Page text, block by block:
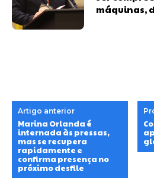
máquinas,
Artigo anterior
Marina Orlanda é
internada às pressas,
mas se recupera
rapidamente e
confirma presença no
próximo desfile